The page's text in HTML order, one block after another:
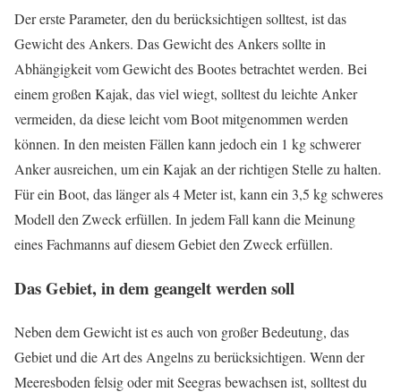
Der erste Parameter, den du berücksichtigen solltest, ist das
Gewicht des Ankers. Das Gewicht des Ankers sollte in
Abhängigkeit vom Gewicht des Bootes betrachtet werden. Bei
einem großen Kajak, das viel wiegt, solltest du leichte Anker
vermeiden, da diese leicht vom Boot mitgenommen werden
können. In den meisten Fällen kann jedoch ein 1 kg schwerer
Anker ausreichen, um ein Kajak an der richtigen Stelle zu halten.
Für ein Boot, das länger als 4 Meter ist, kann ein 3,5 kg schweres
Modell den Zweck erfüllen. In jedem Fall kann die Meinung
eines Fachmanns auf diesem Gebiet den Zweck erfüllen.
Das Gebiet, in dem geangelt werden soll
Neben dem Gewicht ist es auch von großer Bedeutung, das
Gebiet und die Art des Angelns zu berücksichtigen. Wenn der
Meeresboden felsig oder mit Seegras bewachsen ist, solltest du